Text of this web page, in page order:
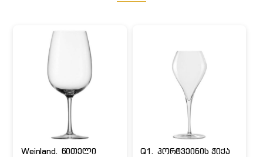
Weinland. წითელი
Q1. პორტვეინის ჭიქა